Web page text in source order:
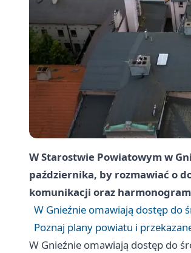
W Starostwie Powiatowym w
października, by rozmawiać o
komunikacji oraz
W Gnieźnie omawiają dostęp do
Poznaj plany powiatu i
W Gnieźnie omawiają dostęp do